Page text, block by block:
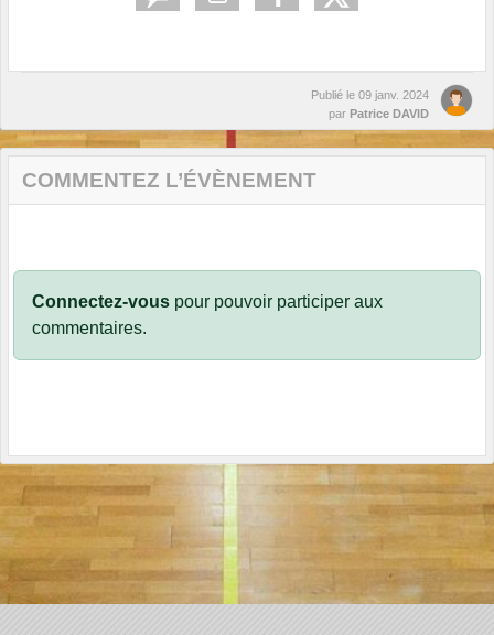
Publié le 09 janv. 2024
par Patrice DAVID
COMMENTEZ L’ÉVÈNEMENT
Connectez-vous pour pouvoir participer aux
commentaires.